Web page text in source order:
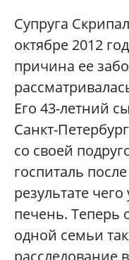
Супруга
октябре 2012
причина ее
Его 43-летний
Санкт-
со своей
госпиталь
результате
печень. Теперь
одной семьи
расследование